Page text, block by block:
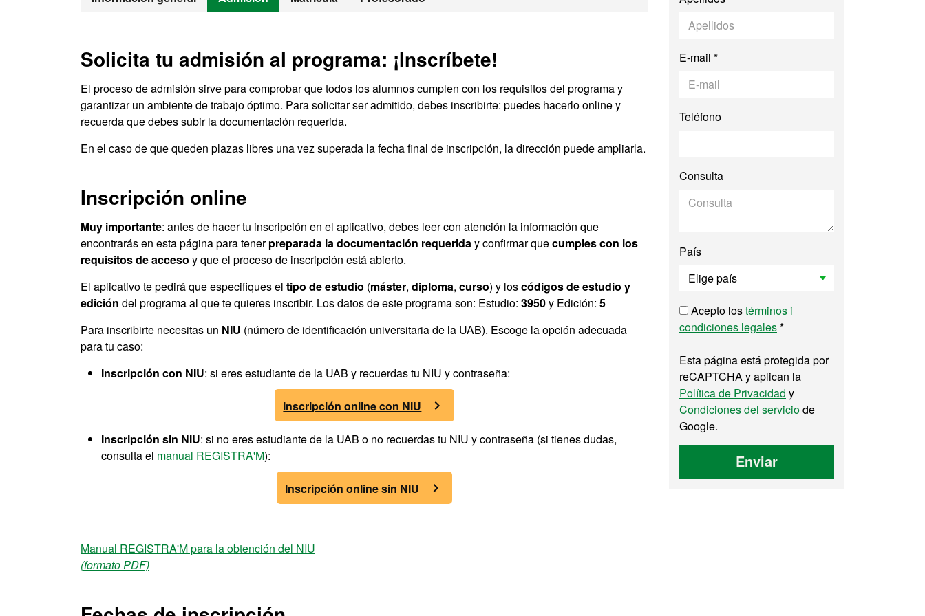
Solicita tu admisión al programa: ¡Inscríbete!
El proceso de admisión sirve para comprobar que todos los alumnos cumplen con los requisitos del programa y
garantizar un ambiente de trabajo óptimo. Para solicitar ser admitido, debes inscribirte: puedes hacerlo online y
recuerda que debes subir la documentación requerida.
En el caso de que queden plazas libres una vez superada la fecha final de inscripción, la dirección puede ampliarla.
Inscripción online
Muy importante: antes de hacer tu inscripción en el aplicativo, debes leer con atención la información que
encontrarás en esta página para tenerpreparada la documentación requeriday confirmar quecumples con los
requisitos de acceso y que el proceso de inscripción está abierto.
El aplicativo te pedirá que especifiques el tipo de estudio (máster, diploma, curso) y loscódigos de estudio y
edición del programa al que te quieres inscribir. Los datos de este programa son: Estudio: 3950y Edición: 5
Para inscribirte necesitas un NIU (número de identificación universitaria de la UAB). Escoge la opción adecuada
para tu caso:
Inscripción con NIU: si eres estudiante de la UAB y recuerdas tu NIU y contraseña:
Inscripción online con NIU
Inscripción sin NIU: si no eres estudiante de la UAB o no recuerdas tu NIU y contraseña (si tienes dudas,
consulta el manual REGISTRA'M):
Inscripción online sin NIU
Manual REGISTRA'M para la obtención del NIU
(formato PDF)
E-mail *
Teléfono
Consulta
País
Acepto lostérminos i
condiciones legales*
Esta página está protegida por
reCAPTCHA y aplican la
Política de Privacidad y
Condiciones del serviciode
Google.
Enviar